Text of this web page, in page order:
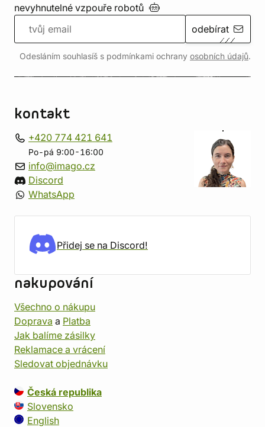
nevyhnutelné vzpouře robotů
odebírat
Odesláním souhlasíš s podmínkami ochrany osobních údajů.
kontakt
+420 774 421 641
Po-pá 9:00-16:00
info@imago.cz
Discord
WhatsApp
Přidej se na Discord!
nakupování
Všechno o nákupu
Doprava a Platba
Jak balíme zásilky
Reklamace a vrácení
Sledovat objednávku
Česká republika
Slovensko
English